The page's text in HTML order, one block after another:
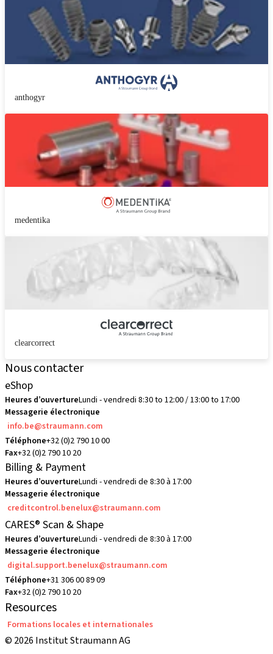
anthogyr
medentika
clearcorrect
Nous contacter
eShop
Heures d’ouvertureLundi - vendredi 8:30 to 12:00 / 13:00 to 17:00
Messagerie électronique
info.be@straumann.com
Téléphone+32 (0)2 790 10 00
Fax+32 (0)2 790 10 20
Billing & Payment
Heures d’ouvertureLundi - vendredi de 8:30 à 17:00
Messagerie électronique
creditcontrol.benelux@straumann.com
CARES® Scan & Shape
Heures d’ouvertureLundi - vendredi de 8:30 à 17:00
Messagerie électronique
digital.support.benelux@straumann.com
Téléphone+31 306 00 89 09
Fax+32 (0)2 790 10 20
Resources
Formations locales et internationales
© 2026 Institut Straumann AG